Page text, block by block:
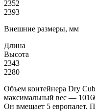
2352
2393
Внешние размеры, мм
Длина
Высота
2343
2280
Объем контейнера Dry
максимальный вес —
Он вмещает 5 европалет.